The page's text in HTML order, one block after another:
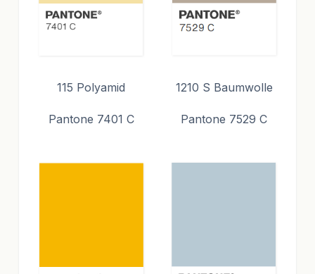
115 Polyamid
Pantone 7401 C
1210 S Baumwolle
Pantone 7529 C